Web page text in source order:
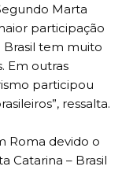
Marta
participação
Brasil tem muito
Em outras
participou
ressalta.
Roma devido o
Catarina – Brasil